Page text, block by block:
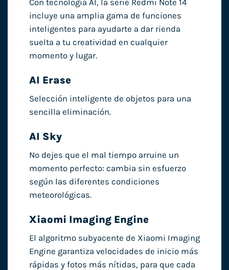
Con tecnología AI, la serie Redmi Note 14
incluye una amplia gama de funciones
inteligentes para ayudarte a dar rienda
suelta a tu creatividad en cualquier
momento y lugar.
AI Erase
Selección inteligente de objetos para una
sencilla eliminación.
AI Sky
No dejes que el mal tiempo arruine un
momento perfecto: cambia sin esfuerzo
según las diferentes condiciones
meteorológicas.
Xiaomi Imaging Engine
El algoritmo subyacente de Xiaomi Imaging
Engine garantiza velocidades de inicio más
rápidas y fotos más nítidas, para que cada